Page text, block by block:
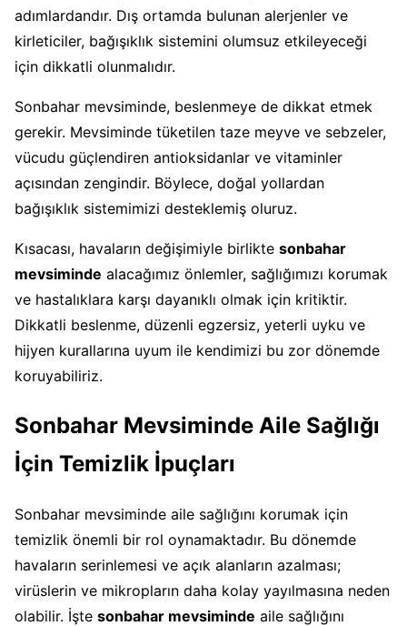
adımlardandır. Dış ortamda bulunan alerjenler ve
kirleticiler, bağışıklık sistemini olumsuz etkileyeceği
için dikkatli olunmalıdır.
Sonbahar mevsiminde, beslenmeye de dikkat etmek
gerekir. Mevsiminde tüketilen taze meyve ve sebzeler,
vücudu güçlendiren antioksidanlar ve vitaminler
açısından zengindir. Böylece, doğal yollardan
bağışıklık sistemimizi desteklemiş oluruz.
Kısacası, havaların değişimiyle birlikte sonbahar
mevsiminde alacağımız önlemler, sağlığımızı korumak
ve hastalıklara karşı dayanıklı olmak için kritiktir.
Dikkatli beslenme, düzenli egzersiz, yeterli uyku ve
hijyen kurallarına uyum ile kendimizi bu zor dönemde
koruyabiliriz.
Sonbahar Mevsiminde Aile Sağlığı
İçin Temizlik İpuçları
Sonbahar mevsiminde aile sağlığını korumak için
temizlik önemli bir rol oynamaktadır. Bu dönemde
havaların serinlemesi ve açık alanların azalması;
virüslerin ve mikropların daha kolay yayılmasına neden
olabilir. İşte sonbahar mevsiminde aile sağlığını